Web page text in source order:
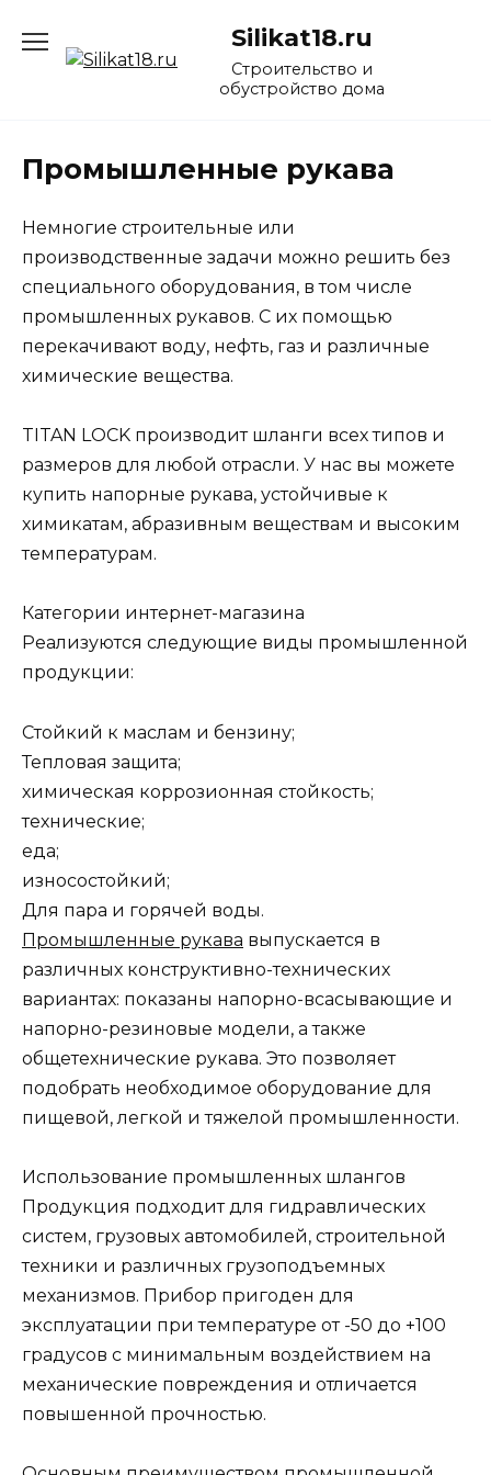
содержанию
Silikat18.ru
Строительство и
обустройство дома
Промышленные рукава
Немногие строительные или
производственные задачи можно решить без
специального оборудования, в том числе
промышленных рукавов. С их помощью
перекачивают воду, нефть, газ и различные
химические вещества.
TITAN LOCK производит шланги всех типов и
размеров для любой отрасли. У нас вы можете
купить напорные рукава, устойчивые к
химикатам, абразивным веществам и высоким
температурам.
Категории интернет-магазина
Реализуются следующие виды промышленной
продукции:
Стойкий к маслам и бензину;
Тепловая защита;
химическая коррозионная стойкость;
технические;
еда;
износостойкий;
Для пара и горячей воды.
Промышленные рукава выпускается в
различных конструктивно-технических
вариантах: показаны напорно-всасывающие и
напорно-резиновые модели, а также
общетехнические рукава. Это позволяет
подобрать необходимое оборудование для
пищевой, легкой и тяжелой промышленности.
Использование промышленных шлангов
Продукция подходит для гидравлических
систем, грузовых автомобилей, строительной
техники и различных грузоподъемных
механизмов. Прибор пригоден для
эксплуатации при температуре от -50 до +100
градусов с минимальным воздействием на
механические повреждения и отличается
повышенной прочностью.